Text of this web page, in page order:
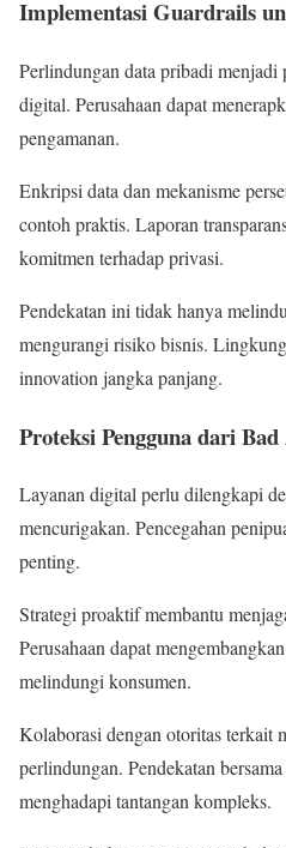
Implementasi Guardrails
Perlindungan data pribadi menjadi
digital. Perusahaan dapat
pengamanan.
Enkripsi data dan mekanisme
contoh praktis. Laporan
komitmen terhadap privasi.
Pendekatan ini tidak hanya
mengurangi risiko bisnis.
innovation jangka panjang.
Proteksi Pengguna dari
Layanan digital perlu dilengkapi
mencurigakan. Pencegahan
penting.
Strategi proaktif membantu
Perusahaan dapat
melindungi konsumen.
Kolaborasi dengan otoritas terkait
perlindungan. Pendekatan
menghadapi tantangan kompleks.